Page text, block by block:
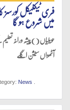
فری ٹیکنیکل کورسز
میں شروع ہو گا
حویلیاں ( ) پیشہ ورانہ
آٹھواں سیشن اگلے
News